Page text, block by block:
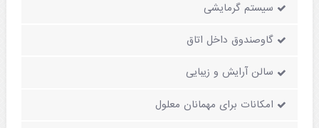
سیستم گرمایشی
گاوصندوق داخل اتاق
سالن آرایش و زیبایی
امکانات برای مهمانان معلول